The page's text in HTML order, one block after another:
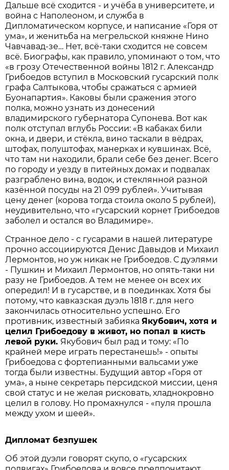
Дальше всё сходится - и учёба в университете, и
война с Наполеоном, и служба в
Дипломатическом корпусе, и написание «Горя от
ума», и женитьба на мегрельской княжне Нино
Чавчавад-зе… Нет, всё-таки сходится не совсем
всё. Биографы, как правило, упоминают о том, что
«в грозу Отечественной войны 1812 г. Александр
Грибоедов вступил в Московский гусарский полк
графа Салтыкова, чтобы сражаться с армией
Буонапартия». Каковы были сражения этого
полка, можно узнать из донесений
владимирского губернатора Супонева. Вот как
полк отступал вглубь России: «В кабаках били
окна, и двери, и стёкла, вино таскали в вёдрах,
штофах, полуштофах, манерках и кувшинах. Всё,
что там ни находили, брали себе без денег. Всего
по городу и уезду в питейных домах и подвалах
разграблено вина, водок, и стеклянной разной
казённой посуды на 21 099 рублей». Учитывая
цену денег (корова тогда стоила около 5 рублей),
неудивительно, что «гусарский корнет Грибоедов
заболел и остался во Владимире».
Странное дело - с гусарами в нашей литературе
прочно ассоциируются Денис Давыдов и Михаил
Лермонтов, но уж никак не Грибоедов. С дуэлями
- Пушкин и Михаил Лермонтов, но опять-таки ни
разу не Грибоедов. А тем не менее он всех их
опередил! И в гусарстве, и в поединках. Хотя бы
потому, что кавказская дуэль 1818 г. для него
закончилась относительно успешно. Его
противник, известный забиякаЯкубович, хотя и
целил Грибоедову в живот, но попал в кисть
левой руки. Якубович был рад и тому: «По
крайней мере играть перестанешь!» - опыты
Грибоедова с фортепианными вальсами уже
тогда были известны. Будущий автор «Горя от
ума», а ныне секретарь персидской миссии, ценя
свой статус и не желая рисковать, хладнокровно
целил в голову. Но промахнулся - «пуля прошла
между ухом и шеей».
Дипломат безпушек
Об этой дуэли говорят скупо, о «гусарских